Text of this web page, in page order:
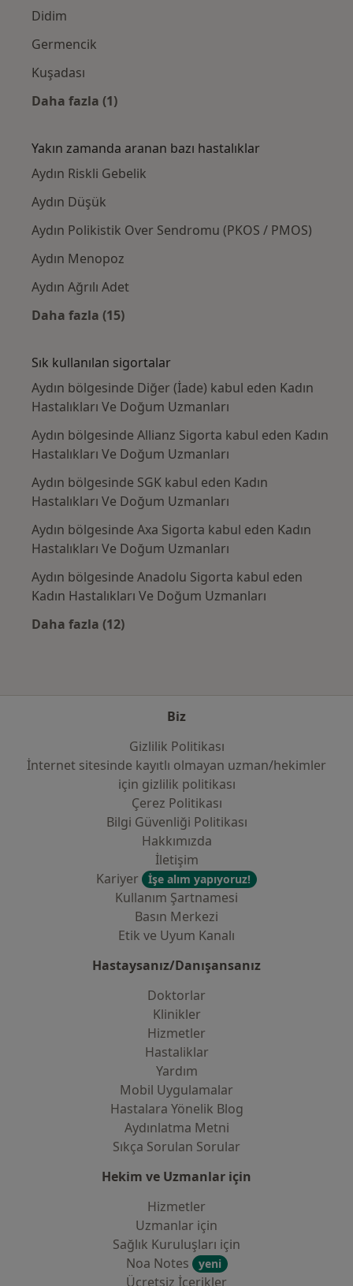
Didim
Germencik
Kuşadası
Daha fazla (1)
Yakın zamanda aranan bazı hastalıklar
Aydın Riskli Gebelik
Aydın Düşük
Aydın Polikistik Over Sendromu (PKOS / PMOS)
Aydın Menopoz
Aydın Ağrılı Adet
Daha fazla (15)
Sık kullanılan sigortalar
Aydın bölgesinde Diğer (İade) kabul eden Kadın
Hastalıkları Ve Doğum Uzmanları
Aydın bölgesinde Allianz Sigorta kabul eden Kadın
Hastalıkları Ve Doğum Uzmanları
Aydın bölgesinde SGK kabul eden Kadın
Hastalıkları Ve Doğum Uzmanları
Aydın bölgesinde Axa Sigorta kabul eden Kadın
Hastalıkları Ve Doğum Uzmanları
Aydın bölgesinde Anadolu Sigorta kabul eden
Kadın Hastalıkları Ve Doğum Uzmanları
Daha fazla (12)
Biz
Gizlilik Politikası
İnternet sitesinde kayıtlı olmayan uzman/hekimler
i̇çin gizlilik politikası
Çerez Politikası
Bilgi Güvenliği Politikası
Hakkımızda
İletişim
Kariyer
İşe alım yapıyoruz!
Kullanım Şartnamesi
Basın Merkezi
Etik ve Uyum Kanalı
Hastaysanız/Danışansanız
Doktorlar
Klinikler
Hizmetler
Hastaliklar
Yardım
Mobil Uygulamalar
Hastalara Yönelik Blog
Aydınlatma Metni
Sıkça Sorulan Sorular
Hekim ve Uzmanlar için
Hizmetler
Uzmanlar için
Sağlık Kuruluşları için
Noa Notes
yeni
Ücretsiz İçerikler